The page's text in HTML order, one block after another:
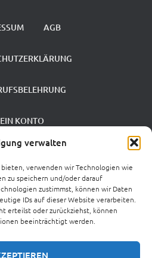
verwalten
verwenden wir Technologien wie
zu speichern und/oder darauf
zustimmst, können wir Daten
IDs auf dieser Website verarbeiten.
erteilst oder zurückziehst, können
beeinträchtigt werden.
AGB
KONTO
0 %